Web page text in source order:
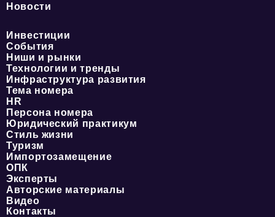
Новости
Инвестиции
События
Ниши и рынки
Технологии и тренды
Инфраструктура развития
Тема номера
HR
Персона номера
Юридический практикум
Стиль жизни
Туризм
Импортозамещение
ОПК
Эксперты
Авторские материалы
Видео
Контакты